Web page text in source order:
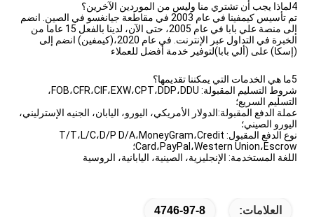
4لماذا يجب أن تشتري منا وليس من الموردين الآخرين؟
تم تأسيس كيمفينا في عام 2003 في مقاطعة جيانغسو في الصين. انضم
إلى منصة علي بابا في عام 2005، حتى الآن، لدينا بالفعل 15 عاما من
الخبرة في التداول عبر الإنترنت. في عام 2020،(كيمفين) انضم إلى
(إسكا) على (ألي بابا)لتوفير خدمة أفضل للعملاء
5ما هي الخدمات التي يمكننا تقديمها؟
شروط التسليم المقبولة: FOB،CFR،CIF،EXW،CPT،DDP،DDU،
التسليم السريع؛
عملة الدفع المقبولة:الدولار الأمريكي، اليورو، اليابان، الجنيه الإسترليني،
اليورو الصيني؛
نوع الدفع المقبول: T/T،L/C،D/P D/A،MoneyGram،Credit
Card،PayPal،Western Union،Escrow؛
اللغة المستخدمة: الإنجليزية، الصينية، اليابانية، الروسية
العلامات: 4746-97-8